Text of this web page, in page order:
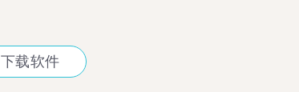
下载软件